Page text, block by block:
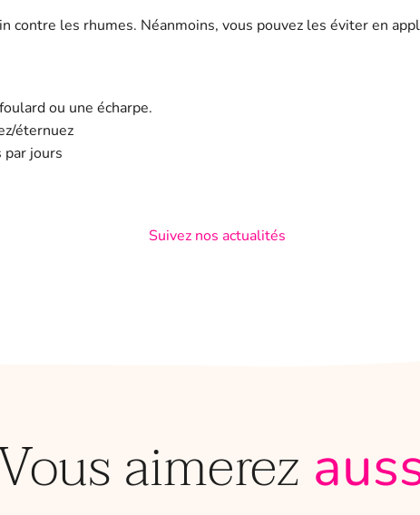
contre les rhumes. Néanmoins, vous pouvez les éviter en
ou une écharpe.
éternuez
par jours
Suivez nos actualités
aimerez